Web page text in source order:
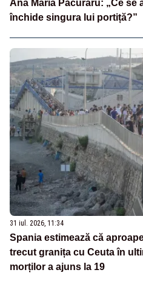
Ana Maria Păcuraru: „Ce se
închide singura lui portiță?”
31 iul. 2026, 11:34
Spania estimează că
trecut granița cu Ceuta în
morților a ajuns la 19